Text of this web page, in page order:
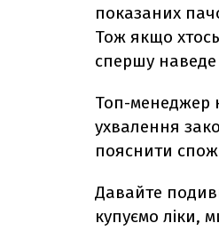
показаних
Тож якщо
спершу наведе
Топ-менеджер
ухвалення
пояснити
Давайте
купуємо ліки,